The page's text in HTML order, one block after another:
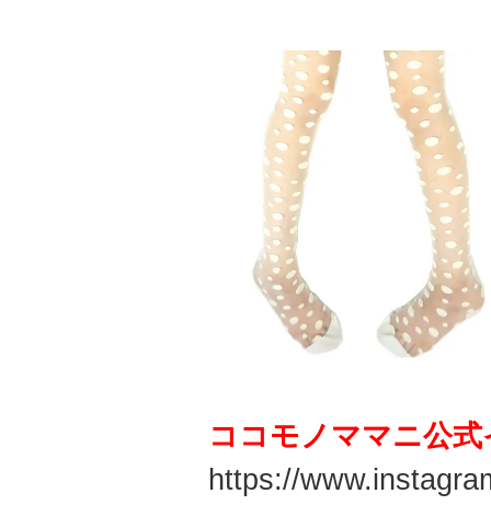
ココモノママニ公
https://